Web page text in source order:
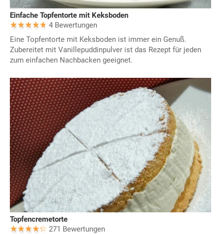
Einfache Topfentorte mit Keksboden
4 Bewertungen
Eine Topfentorte mit Keksboden ist immer ein Genuß.
Zubereitet mit Vanillepuddinpulver ist das Rezept für jeden
zum einfachen Nachbacken geeignet.
Topfencremetorte
271 Bewertungen